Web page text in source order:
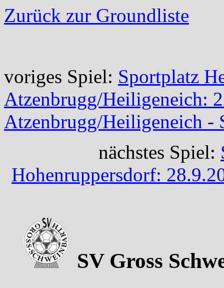
Zurück zur Groundliste
voriges Spiel: Sportplatz
Atzenbrugg/Heiligeneich:
Atzenbrugg/Heiligeneich -
nächstes Spiel:
Hohenruppersdorf:
SV Gross